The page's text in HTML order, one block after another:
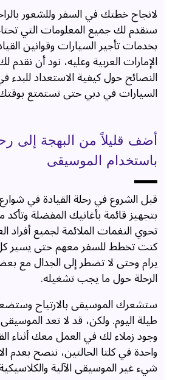
لانجاح خطتك في السفر وللشعور
سنقدم لك جميع المعلومات التي
بخدمات تأجير السيارات وقوانين
الإمارات العربية وعليه، نود أن
النصائح حول كيفية الاستعداد للبدء
السيارات في دبي حتى تستمتع
أضف قليلاً من البهجة إلى
باستخدام الموسيقى
قبل الشروع في رحلة القيادة في
بتجهيز قائمة بأغانيك المفضلة وتأكد
تحوي النغمات الملائمة لجميع أفراد
كنت تخطط للسفر معهم حتى يسير
يرام وحتى لا تضطر إلى الجدال مع
الرحلة حول ما يجب تشغيله.
ستشعرك الموسيقى بالارتياح
طيلة اليوم. ولكن، قد لا تعد
وجود زملاء لك في العمل معك أثناء
واحدة في كلتا الحالتين، ننصح بعدم
شيء غير الموسيقى الآلية